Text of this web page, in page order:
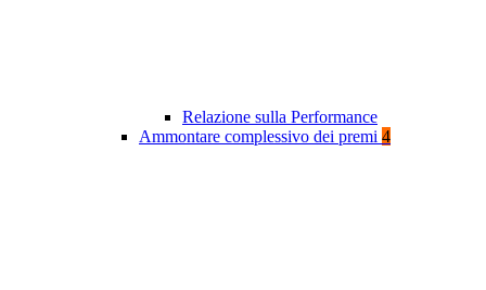
Relazione sulla Performance
Ammontare complessivo dei premi 4